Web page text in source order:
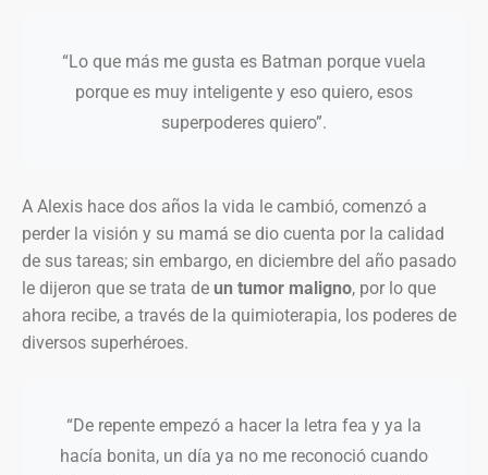
“Lo que más me gusta es Batman porque vuela
porque es muy inteligente y eso quiero, esos
superpoderes quiero”.
A Alexis hace dos años la vida le cambió, comenzó a
perder la visión y su mamá se dio cuenta por la calidad
de sus tareas; sin embargo, en diciembre del año pasado
le dijeron que se trata de un tumor maligno, por lo que
ahora recibe, a través de la quimioterapia, los poderes de
diversos superhéroes.
“De repente empezó a hacer la letra fea y ya la
hacía bonita, un día ya no me reconoció cuando